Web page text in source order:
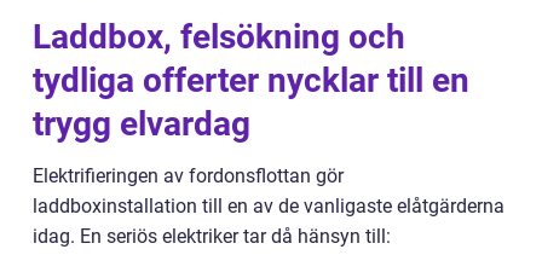
Laddbox, felsökning och
tydliga offerter nycklar till en
trygg elvardag
Elektrifieringen av fordonsflottan gör
laddboxinstallation till en av de vanligaste elåtgärderna
idag. En seriös elektriker tar då hänsyn till: